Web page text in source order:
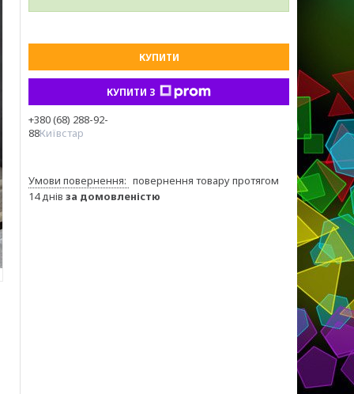
КУПИТИ
КУПИТИ З
+380 (68) 288-92-
88Київстар
повернення товару протягом
14 днів за домовленістю